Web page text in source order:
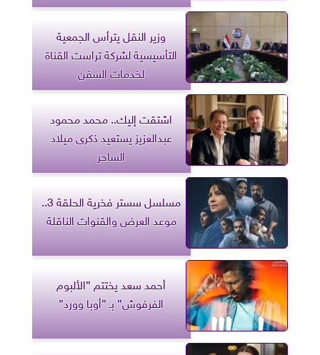
وزير النقل يترأس الجمعية
التأسيسية لشركة تراست القناة
لخدمات السفن
اشتقت إليك.. محمد محمود
عبدالعزيز يستعيد ذكرى ميلاد
الساحر
مسلسل سستر فخرية الحلقة 3..
موعد العرض والقنوات الناقلة
أحمد سعد يختتم ”الألبوم
الفرفوش” بـ ”أوبا وورد”